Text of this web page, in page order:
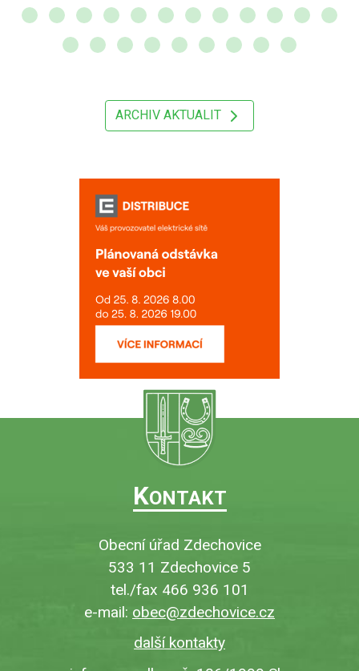
ARCHIV AKTUALIT
KONTAKT
Obecní úřad Zdechovice
533 11 Zdechovice 5
tel./fax 466 936 101
e-mail: obec@zdechovice.cz
další kontakty